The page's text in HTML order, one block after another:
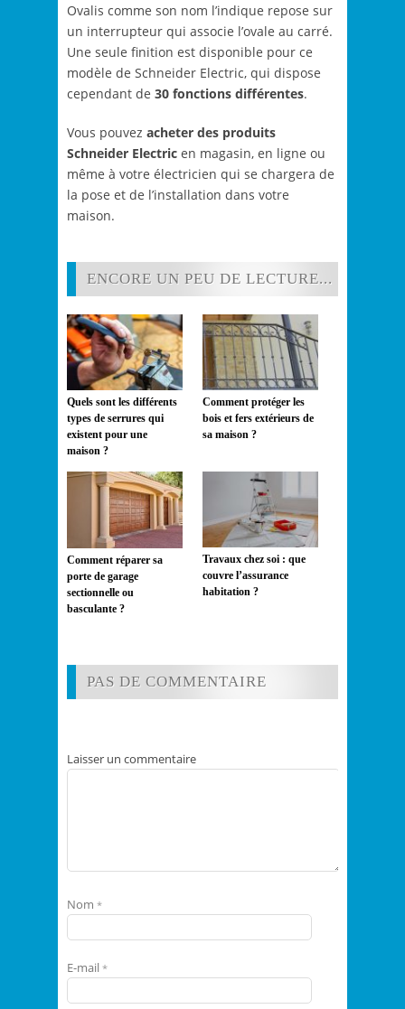
Ovalis comme son nom l’indique repose sur
un interrupteur qui associe l’ovale au carré.
Une seule finition est disponible pour ce
modèle de Schneider Electric, qui dispose
cependant de 30 fonctions différentes.
Vous pouvez acheter des produits
Schneider Electric en magasin, en ligne ou
même à votre électricien qui se chargera de
la pose et de l’installation dans votre
maison.
ENCORE UN PEU DE LECTURE...
Quels sont les différents
types de serrures qui
existent pour une
maison ?
Comment protéger les
bois et fers extérieurs de
sa maison ?
Comment réparer sa
porte de garage
sectionnelle ou
basculante ?
Travaux chez soi : que
couvre l’assurance
habitation ?
PAS DE COMMENTAIRE
Laisser un commentaire
Nom *
E-mail *